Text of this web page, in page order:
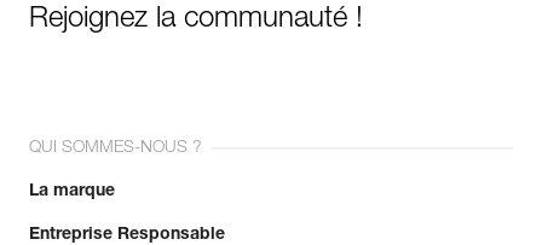
Rejoignez la communauté !
QUI SOMMES-NOUS ?
La marque
Entreprise Responsable